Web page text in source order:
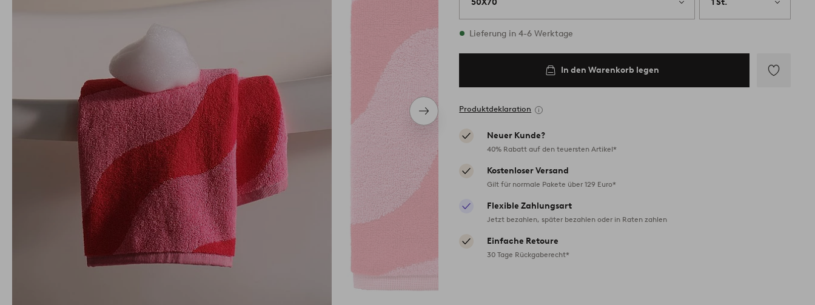
Nächstes
Produkt
50X70 1 St.
Vorrätig
Lieferung in 4-6 Werktage
In den Warenkorb legen
Produktdeklaration
Neuer Kunde?
40% Rabatt auf den teuersten Artikel*
Kostenloser Versand
Gilt für normale Pakete über 129 Euro*
Flexible Zahlungsart
Jetzt bezahlen, später bezahlen oder in Raten zahlen
Einfache Retoure
30 Tage Rückgaberecht*